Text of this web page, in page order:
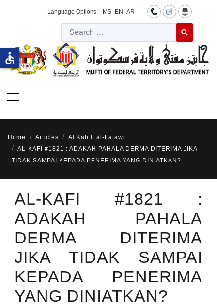
Language Options: MS EN AR
Type 2 or
Home Articles
Al Kafi li al-Fatawi
AL-KAFI #1821 : ADAKAH PAHALA DERMA DITERIMA JIKA
TIDAK SAMPAI KEPADA PENERIMA YANG DINIATKAN?
AL-KAFI #1821 :
ADAKAH PAHALA
DERMA DITERIMA
JIKA TIDAK SAMPAI
KEPADA PENERIMA
YANG DINIATKAN?
accessible